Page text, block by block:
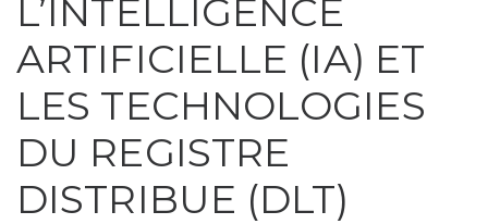
L’INTELLIGENCE
ARTIFICIELLE (IA) ET
LES TECHNOLOGIES
DU REGISTRE
DISTRIBUE (DLT)